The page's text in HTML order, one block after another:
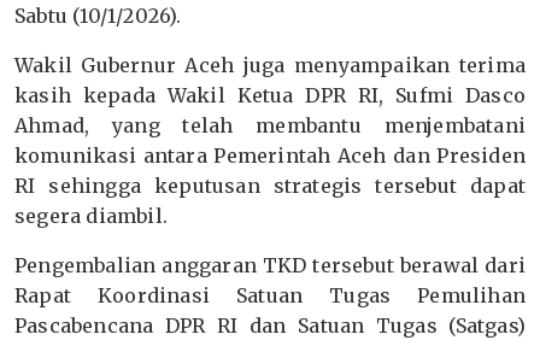
Sabtu (10/1/2026).
Wakil Gubernur Aceh juga menyampaikan terima
kasih kepada Wakil Ketua DPR RI, Sufmi Dasco
Ahmad, yang telah membantu menjembatani
komunikasi antara Pemerintah Aceh dan Presiden
RI sehingga keputusan strategis tersebut dapat
segera diambil.
Pengembalian anggaran TKD tersebut berawal dari
Rapat Koordinasi Satuan Tugas Pemulihan
Pascabencana DPR RI dan Satuan Tugas (Satgas)